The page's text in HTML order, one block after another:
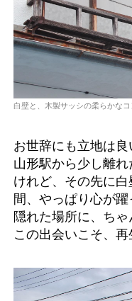
白壁と、木製サッシの柔らかなコ
お世辞にも立地は良
山形駅から少し離れ
けれど、その先に
間、やっぱり心が躍
隠れた場所に、ちゃ
この出会いこそ、再